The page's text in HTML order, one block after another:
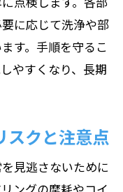
に応じて洗浄や部
す。手順を守るこ
やすくなり、長期
スクと注意点
見逃さないために